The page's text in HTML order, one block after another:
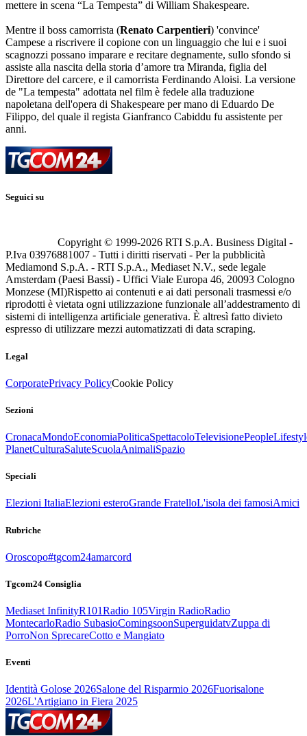
mettere in scena “La Tempesta” di William Shakespeare.
Mentre il boss camorrista (Renato Carpentieri) 'convince'
Campese a riscrivere il copione con un linguaggio che lui e i suoi
scagnozzi possano imparare e recitare degnamente, sullo sfondo si
assiste alla nascita della storia d’amore tra Miranda, figlia del
Direttore del carcere, e il camorrista Ferdinando Aloisi. La versione
de "La tempesta" adottata nel film è fedele alla traduzione
napoletana dell'opera di Shakespeare per mano di Eduardo De
Filippo, del quale il regista Gianfranco Cabiddu fu assistente per
anni.
Seguici su
Copyright © 1999-2026 RTI S.p.A. Business Digital -
P.Iva 03976881007 - Tutti i diritti riservati - Per la pubblicità
Mediamond S.p.A. - RTI S.p.A., Mediaset N.V., sede legale
Amsterdam (Paesi Bassi) - Uffici Viale Europa 46, 20093 Cologno
Monzese (MI)Rispetto ai contenuti e ai dati personali trasmessi e/o
riprodotti è vietata ogni utilizzazione funzionale all’addestramento di
sistemi di intelligenza artificiale generativa. È altresì fatto divieto
espresso di utilizzare mezzi automatizzati di data scraping.
Legal
CorporatePrivacy PolicyCookie Policy
Sezioni
CronacaMondoEconomiaPoliticaSpettacoloTelevisionePeople
PlanetCulturaSaluteScuolaAnimaliSpazio
Speciali
Elezioni ItaliaElezioni esteroGrande FratelloL'isola dei famosiAmici
Rubriche
Oroscopo#tgcom24amarcord
Tgcom24 Consiglia
Mediaset InfinityR101Radio 105Virgin RadioRadio
MontecarloRadio SubasioComingsoonSuperguidatvZuppa di
PorroNon SprecareCotto e Mangiato
Eventi
Identità Golose 2026Salone del Risparmio 2026Fuorisalone
2026L'Artigiano in Fiera 2025